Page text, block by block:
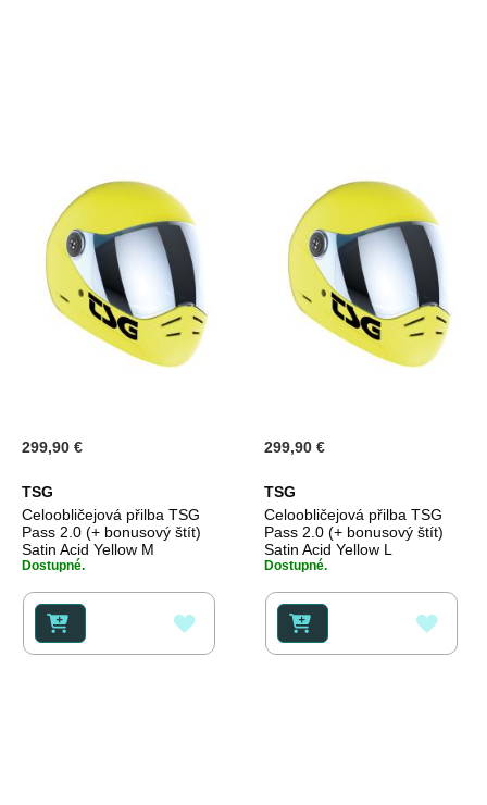
299,90 €
TSG
Celoobličejová přilba TSG
Pass 2.0 (+ bonusový štít)
Satin Acid Yellow M
Dostupné.
K
299,90 €
TSG
Celoobličejová přilba TSG
Pass 2.0 (+ bonusový štít)
Satin Acid Yellow L
Dostupné.
K